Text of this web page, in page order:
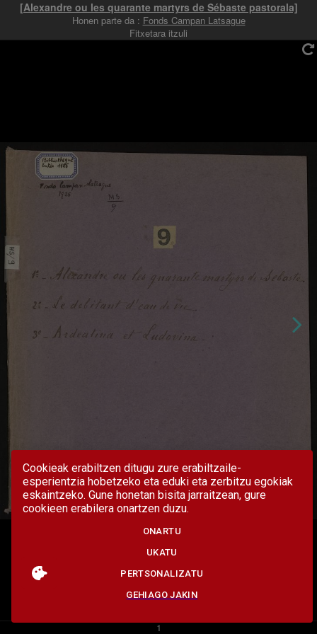
Cookieak erabiltzen ditugu zure erabiltzaile-
esperientzia hobetzeko eta eduki eta zerbitzu egokiak
eskaintzeko. Gune honetan bisita jarraitzean, gure
cookieen erabilera onartzen duzu.
ONARTU
UKATU
PERTSONALIZATU
GEHIAGO JAKIN